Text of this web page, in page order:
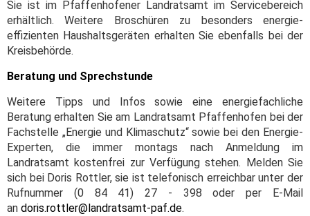
Sie ist im Pfaffenhofener Landratsamt im Servicebereich
erhältlich. Weitere Broschüren zu besonders energie-
effizienten Haushaltsgeräten erhalten Sie ebenfalls bei der
Kreisbehörde.
Beratung und Sprechstunde
Weitere Tipps und Infos sowie eine energiefachliche
Beratung erhalten Sie am Landratsamt Pfaffenhofen bei der
Fachstelle „Energie und Klimaschutz“ sowie bei den Energie-
Experten, die immer montags nach Anmeldung im
Landratsamt kostenfrei zur Verfügung stehen. Melden Sie
sich bei Doris Rottler, sie ist telefonisch erreichbar unter der
Rufnummer (0 84 41) 27 - 398 oder per E-Mail
an doris.rottler@landratsamt-paf.de.